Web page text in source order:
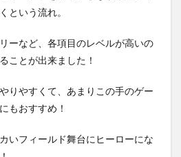
という流れ。
ーなど、各項目のレベルが高いの
ことが出来ました！
りやすくて、あまりこの手のゲー
もおすすめ！
いフィールド舞台にヒーローにな